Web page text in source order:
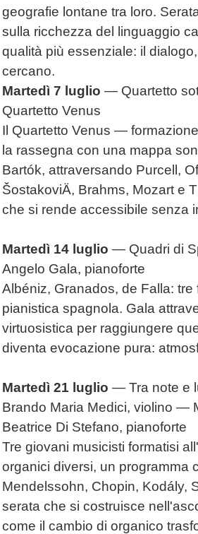
geografie lontane tra loro.
sulla ricchezza del linguaggio
qualità più essenziale: il
cercano.
Martedì 7 luglio — Quartetto
Quartetto Venus
Il Quartetto Venus —
la rassegna con una mappa
Bartók, attraversando Purcell,
ŠostakoviÄ, Brahms, Mozart e
che si rende accessibile senza
Martedì 14 luglio — Quadri di
Angelo Gala, pianoforte
Albéniz, Granados, de Falla:
pianistica spagnola. Gala
virtuosistica per raggiungere
diventa evocazione pura:
Martedì 21 luglio — Tra note e
Brando Maria Medici, violino —
Beatrice Di Stefano, pianoforte
Tre giovani musicisti formatisi
organici diversi, un programma
Mendelssohn, Chopin, Kodály,
serata che si costruisce
come il cambio di organico